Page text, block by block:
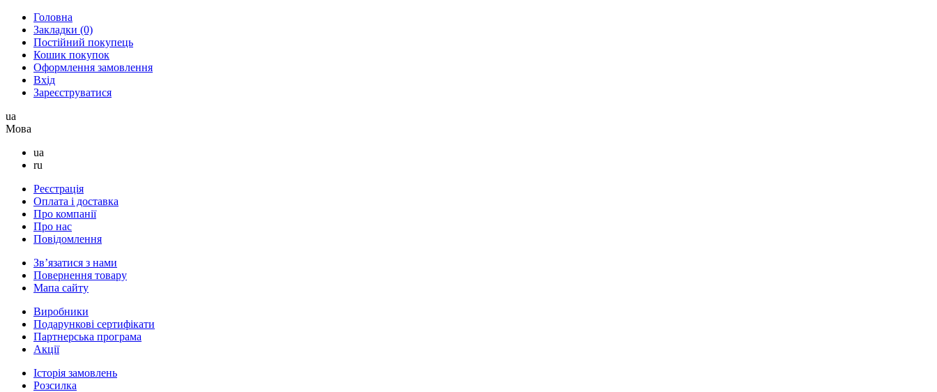
Головна
Закладки (0)
Постійний покупець
Кошик покупок
Оформлення замовлення
Вхід
Зареєструватися
ua
Мова
ua
ru
Реєстрація
Оплата і доставка
Про компанії
Про нас
Повідомлення
Зв’язатися з нами
Повернення товару
Мапа сайту
Виробники
Подарункові сертифікати
Партнерська програма
Акції
Історія замовлень
Розсилка